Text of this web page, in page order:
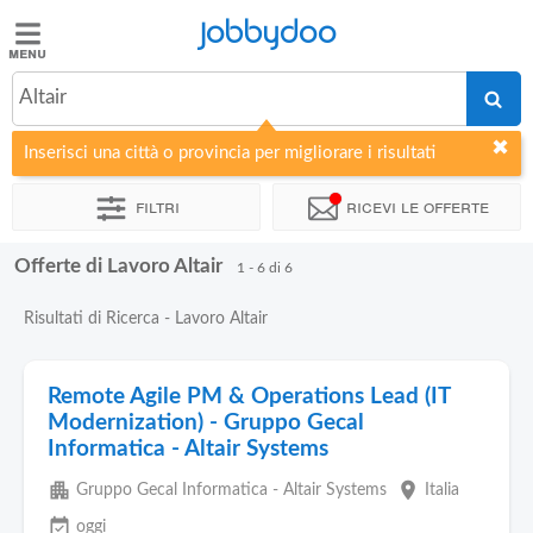
Jobbydoo
Offerte
di
lavoro
Elenco
Blog
Jobbydoo
Altair
Inserisci una città o provincia per migliorare i risultati
Filtri Ricevi le offerte
Offerte di Lavoro Altair 1 - 6 di 6
Risultati di Ricerca - Lavoro Altair
Remote Agile PM & Operations Lead (IT
Modernization) - Gruppo Gecal
Informatica - Altair Systems
apartment Gruppo Gecal Informatica - Altair Systems place Italia
event_available oggi